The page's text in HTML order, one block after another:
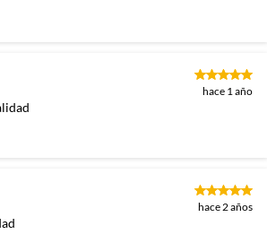
hace 1 año
hace 2 años